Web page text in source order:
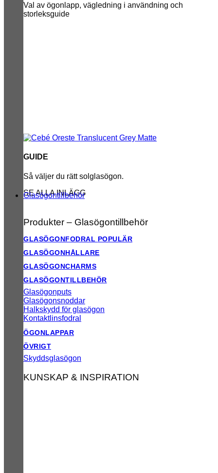
Val av ögonlapp, vägledning i användning och
storleksguide
GUIDE
Så väljer du rätt solglasögon.
SE ALLA INLÄGG
Glasögontillbehör
Produkter – Glasögontillbehör
GLASÖGONFODRAL
GLASÖGONHÅLLARE
GLASÖGONCHARMS
GLASÖGONTILLBEHÖR
Glasögonputs
Glasögonsnoddar
Halkskydd för glasögon
Kontaktlinsfodral
ÖGONLAPPAR
ÖVRIGT
Skyddsglasögon
KUNSKAP & INSPIRATION